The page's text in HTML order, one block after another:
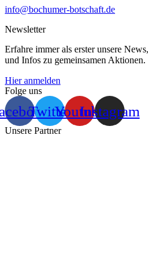
info@bochumer-botschaft.de
Newsletter
Erfahre immer als erster unsere
und Infos zu gemeinsamen Aktionen.
Hier anmelden
Folge uns
TwitterYoutubeInstagram
Unsere Partner